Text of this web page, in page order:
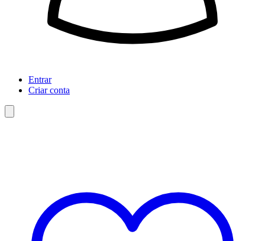
Entrar
Criar conta